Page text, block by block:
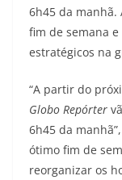
6h45 da
fim de semana
estratégicos na
“A partir do
Globo Repórter
6h45 da
ótimo fim de
reorganizar os